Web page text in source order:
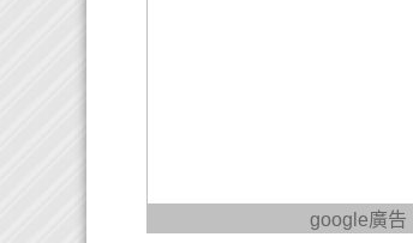
google廣告